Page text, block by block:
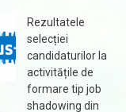
Rezultatele
selecției
candidaturilor la
activitățile de
formare tip job
shadowing din